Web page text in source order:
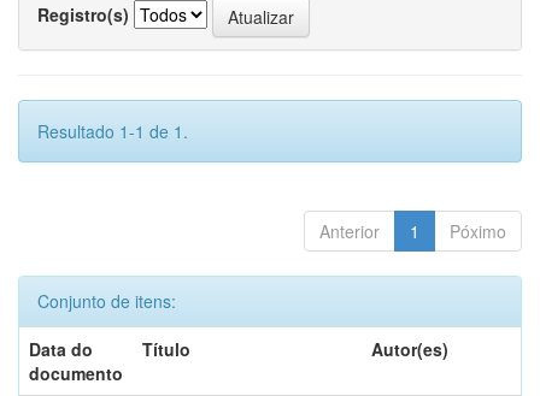
Registro(s)
Resultado 1-1 de 1.
Anterior 1 Póximo
Conjunto de itens:
Data do
documento
Título Autor(es)